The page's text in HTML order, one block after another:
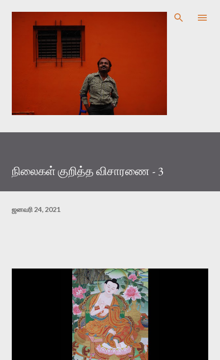
முதன்மை உள்ளடக்கத்திற்குச் செல்
நிலைகள் குறித்த விசாரணை - 3
ஜனவரி 24, 2021